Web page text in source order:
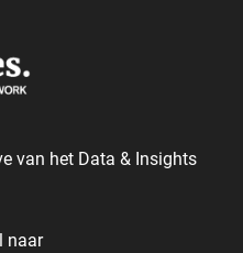
van het Data & Insights
naar